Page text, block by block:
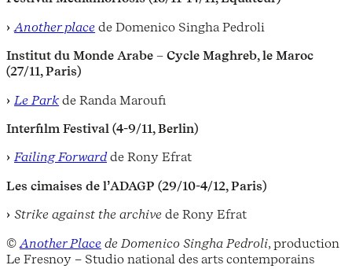
Another place de Domenico Singha Pedroli
Institut du Monde Arabe – Cycle Maghreb, le Maroc
(27/11, Paris)
Le Park de Randa Maroufi
Interfilm Festival (4-9/11, Berlin)
Failing Forwardde Rony Efrat
Les cimaises de lʼADAGP (29/10-4/12, Paris)
Strike against the archive de Rony Efrat
© Another Place de Domenico Singha Pedroli, production
Le Fresnoy – Studio national des arts contemporains